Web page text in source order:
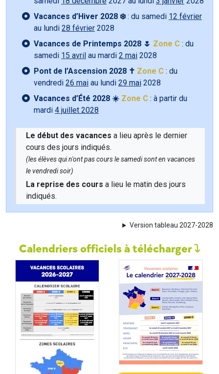
Vacances d’Hiver 2028 ❄️: du samedi 12 février
au lundi 28 février 2028
Vacances de Printemps 2028 🌷 Zone C : du
samedi 15 avril au mardi 2 mai 2028
Pont de l’Ascension 2028 ✝️ Zone C : du
vendredi 26 mai au lundi 29 mai 2028
Vacances d’Été 2028 ☀️ Zone C : à partir du
mardi 4 juillet 2028
Le début des vacances a lieu après le dernier
cours des jours indiqués.
(les élèves qui n'ont pas cours le samedi sont en vacances
le vendredi soir)
La reprise des cours a lieu le matin des jours
indiqués.
Version tableau 2027-2028
Calendriers officiels à télécharger